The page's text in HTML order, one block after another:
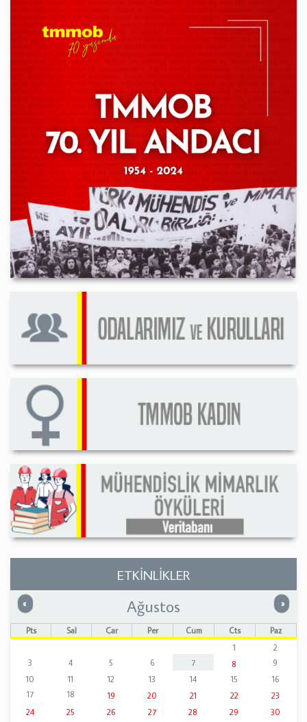
ETKİNLİKLER
« Önceki »
Ağustos
Pts Sal Çar Per Cum Cts
Paz
1
2
3
4 5 6 7 8
9
10
11 12 13 14 15
16
17
18 19 20 21 22
23
24
25 26 27 28 29
30